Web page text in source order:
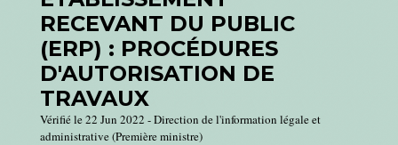
RECEVANT DU PUBLIC
(ERP) : PROCÉDURES
D'AUTORISATION DE
TRAVAUX
Vérifié le 22 Jun 2022 - Direction de l'information légale et
administrative (Première ministre)